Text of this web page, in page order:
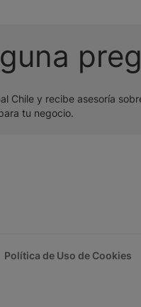
Chile y recibe asesoría
tu negocio.
Política de Uso de Cookies